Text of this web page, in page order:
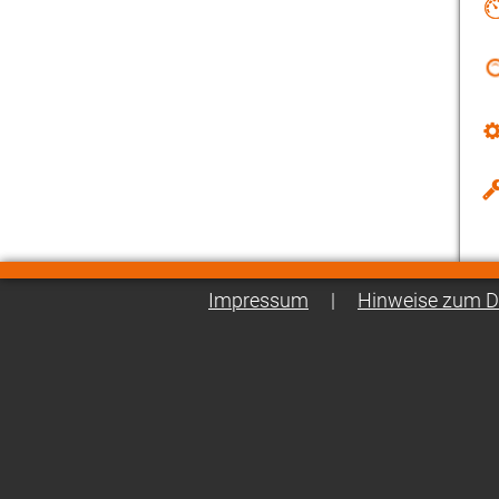
Impressum | Hinweise zum